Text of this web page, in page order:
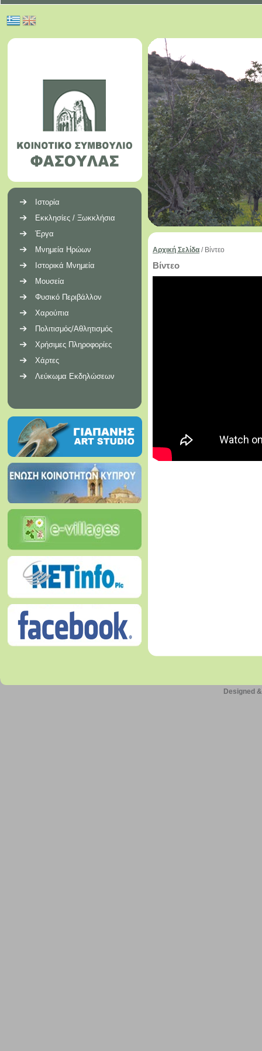
Ιστορία
Εκκλησίες / Ξωκκλήσια
Έργα
Μνημεία Ηρώων
Ιστορικά Μνημεία
Μουσεία
Φυσικό Περιβάλλον
Χαρούπια
Πολιτισμός/Αθλητισμός
Χρήσιμες Πληροφορίες
Χάρτες
Λεύκωμα Εκδηλώσεων
Αρχική Σελίδα / Βίντεο
Βίντεο
Designed